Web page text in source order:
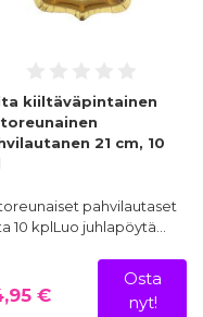
kiiltäväpintainen
21 cm, 10
pahvilautaset
10 kplLuo juhlapöytä…
€
Osta
nyt!